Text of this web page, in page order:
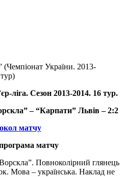
(Чемпіонат України. 2013-
ліга. Сезон 2013-2014. 16 тур.
” – “Карпати” Львів – 2:2
матчу
матчу
Повноколірний глянець
Мова – українська. Наклад не